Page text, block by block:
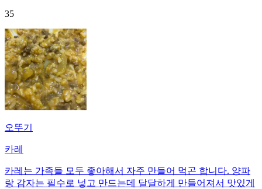
35
오뚜기
카레
카레는 가족들 모두 좋아해서 자주 만들어 먹곤 합니다. 양파
랑 감자는 필수로 넣고 만드는데 달달하게 만들어져서 맛있게